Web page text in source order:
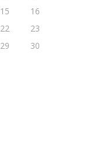
15
16
22
23
29
30